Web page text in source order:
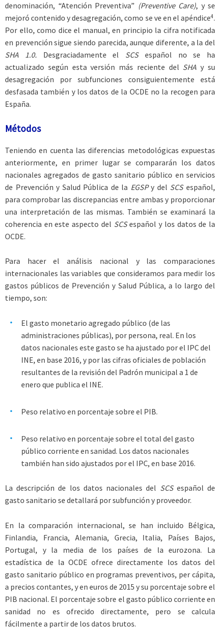
denominación, “Atención Preventiva” (Preventive Care), y se
mejoró contenido y desagregación, como se ve en el apéndice4.
Por ello, como dice el manual, en principio la cifra notificada
en prevención sigue siendo parecida, aunque diferente, a la del
SHA 1.0. Desgraciadamente el SCSespañol no se ha
actualizado según esta versión más reciente del SHA y su
desagregación por subfunciones consiguientemente está
desfasada también y los datos de la OCDE no la recogen para
España.
Métodos
Teniendo en cuenta las diferencias metodológicas expuestas
anteriormente, en primer lugar se compararán los datos
nacionales agregados de gasto sanitario público en servicios
de Prevención y Salud Pública de la EGSPy del SCSespañol,
para comprobar las discrepancias entre ambas y proporcionar
una interpretación de las mismas. También se examinará la
coherencia en este aspecto del SCSespañol y los datos de la
OCDE.
Para hacer el análisis nacional y las comparaciones
internacionales las variables que consideramos para medir los
gastos públicos de Prevención y Salud Pública, a lo largo del
tiempo, son:
El gasto monetario agregado público (de las
administraciones públicas), por persona, real. En los
datos nacionales este gasto se ha ajustado por el IPC del
INE, en base 2016, y por las cifras oficiales de población
resultantes de la revisión del Padrón municipal a 1 de
enero que publica el INE.
Peso relativo en porcentaje sobre el PIB.
Peso relativo en porcentaje sobre el total del gasto
público corriente en sanidad. Los datos nacionales
también han sido ajustados por el IPC, en base 2016.
La descripción de los datos nacionales del SCSespañol de
gasto sanitario se detallará por subfunción y proveedor.
En la comparación internacional, se han incluido Bélgica,
Finlandia, Francia, Alemania, Grecia, Italia, Países Bajos,
Portugal, y la media de los países de la eurozona. La
estadística de la OCDE ofrece directamente los datos del
gasto sanitario público en programas preventivos, per cápita,
a precios contantes, y en euros de 2015 y su porcentaje sobre el
PIB nacional. El porcentaje sobre el gasto público corriente en
sanidad no es ofrecido directamente, pero se calcula
fácilmente a partir de los datos brutos.